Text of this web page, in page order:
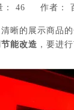
： 46 作者：
晰的展示商品
能改造 ，要进